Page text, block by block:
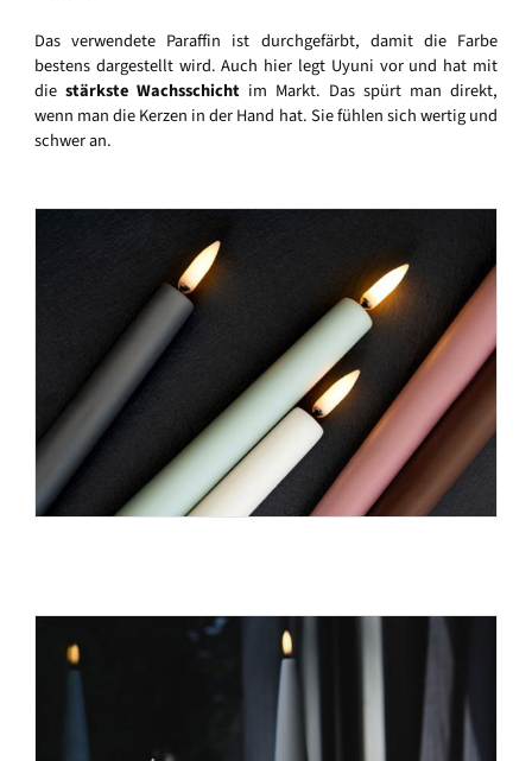
Das verwendete Paraffin ist durchgefärbt, damit die Farbe
bestens dargestellt wird. Auch hier legt Uyuni vor und hat mit
die stärkste Wachsschicht im Markt. Das spürt man direkt,
wenn man die Kerzen in der Hand hat. Sie fühlen sich wertig und
schwer an.